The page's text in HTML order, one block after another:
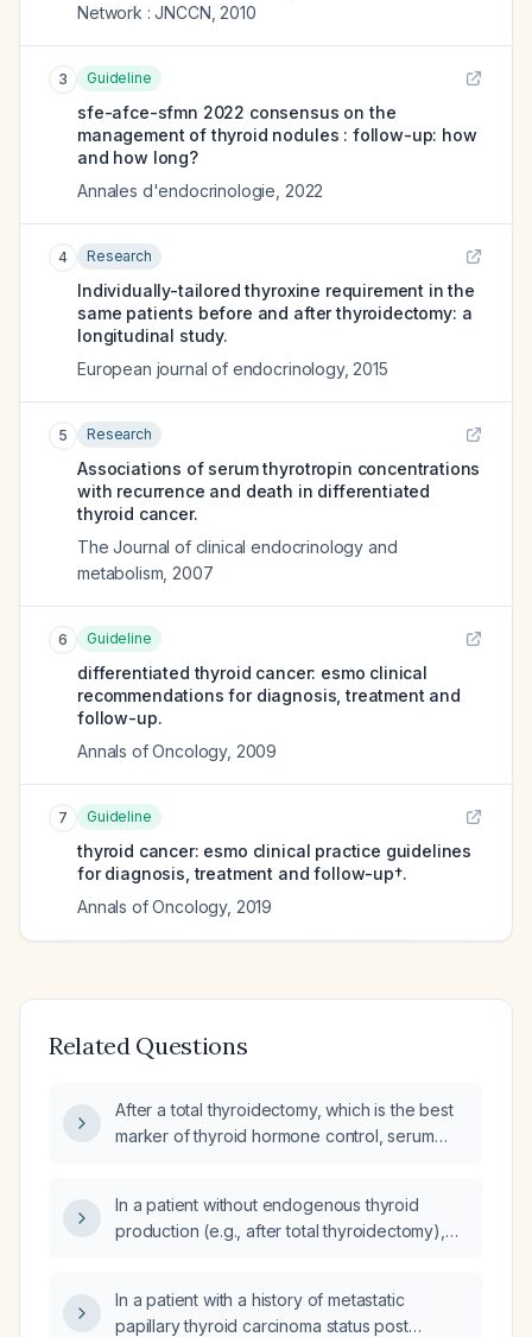
Network : JNCCN 2010
3 Guideline
sfe-afce-sfmn 2022 consensus on the
management of thyroid nodules : follow-up: how
and how long?
Annales d'endocrinologie 2022
4 Research
Individually-tailored thyroxine requirement in the
same patients before and after thyroidectomy: a
longitudinal study.
European journal of endocrinology, 2015
5 Research
Associations of serum thyrotropin concentrations
with recurrence and death in differentiated
thyroid cancer.
The Journal of clinical endocrinology and
metabolism 2007
6 Guideline
differentiated thyroid cancer: esmo clinical
recommendations for diagnosis, treatment and
follow-up.
Annals of Oncology, 2009
7 Guideline
thyroid cancer: esmo clinical practice guidelines
for diagnosis, treatment and follow-up†.
Annals of Oncology, 2019
Related Questions
After a total thyroidectomy, which is the best
marker of thyroid hormone control, serum
In a patient without endogenous thyroid
production (e.g., after total thyroidectomy),
In a patient with a history of metastatic
papillary thyroid carcinoma status post